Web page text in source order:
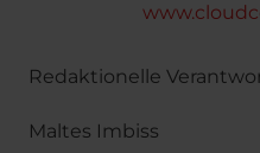
Redaktionelle
Maltes Imbiss